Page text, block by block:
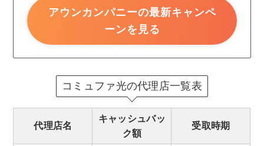
アウンカンパニーの最新キャンペ
ーンを見る
コミュファ光の代理店一覧表
代理店名
キャッシュバッ
ク額
受取時期